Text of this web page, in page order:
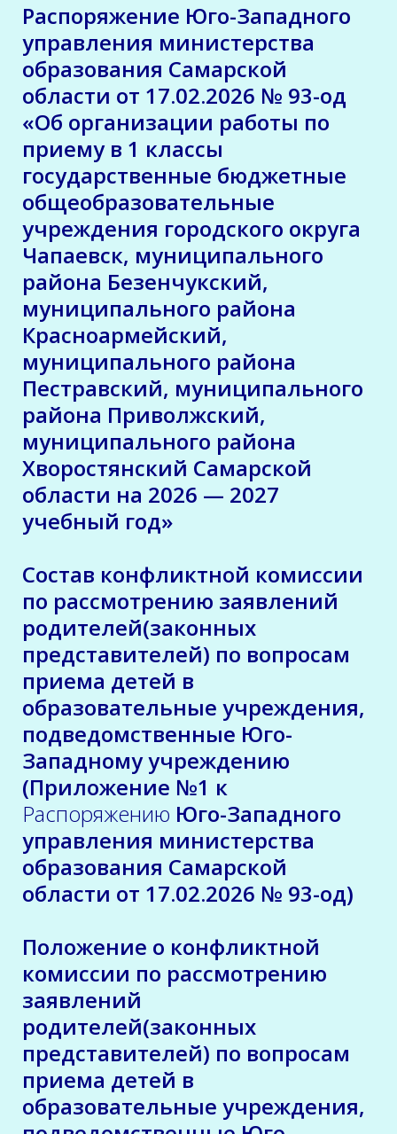
Распоряжение Юго-Западного
управления министерства
образования Самарской
области от 17.02.2026 № 93-од
«Об организации работы по
приему в 1 классы
государственные бюджетные
общеобразовательные
учреждения городского округа
Чапаевск, муниципального
района Безенчукский,
муниципального района
Красноармейский,
муниципального района
Пестравский, муниципального
района Приволжский,
муниципального района
Хворостянский Самарской
области на 2026 — 2027
учебный год»
Состав конфликтной комиссии
по рассмотрению заявлений
родителей(законных
представителей) по вопросам
приема детей в
образовательные учреждения,
подведомственные Юго-
Западному учреждению
(Приложение №1 к
Распоряжению Юго-Западного
управления министерства
образования Самарской
области от 17.02.2026 № 93-од)
Положение о конфликтной
комиссии по рассмотрению
заявлений
родителей(законных
представителей) по вопросам
приема детей в
образовательные учреждения,